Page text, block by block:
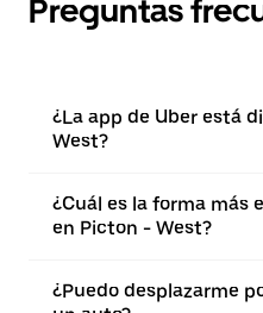
Preguntas
¿La app de Uber está
West?
¿Cuál es la forma más
en Picton - West?
¿Puedo desplazarme